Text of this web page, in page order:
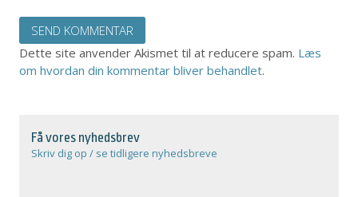
Dette site anvender Akismet til at reducere spam. Læs
om hvordan din kommentar bliver behandlet.
Få vores nyhedsbrev
Skriv dig op / se tidligere nyhedsbreve